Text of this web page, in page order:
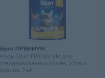
Брит ПРЕМИУМ
Корм Брит ПРЕМИУМ для
стерилизованных кошек, Утка и
курица, 2 кг